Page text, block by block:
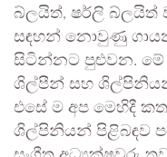
බ්ලයිත්, ෂර්ලි බ්ලයිත්
සඳහන් නොවුණු
සිටින්නට පුළුවන. මේ
ශිල්පීන් සහ
එසේ ම අප මෙහිදී
ශිල්පිනියන් පිළිබඳව